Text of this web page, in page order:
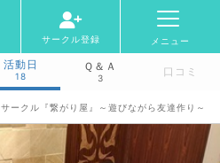
サークル登録 メニュー
活動日
18
Ｑ＆Ａ
3 口コミ
ークル『繋がり屋』～遊びながら友達作り～